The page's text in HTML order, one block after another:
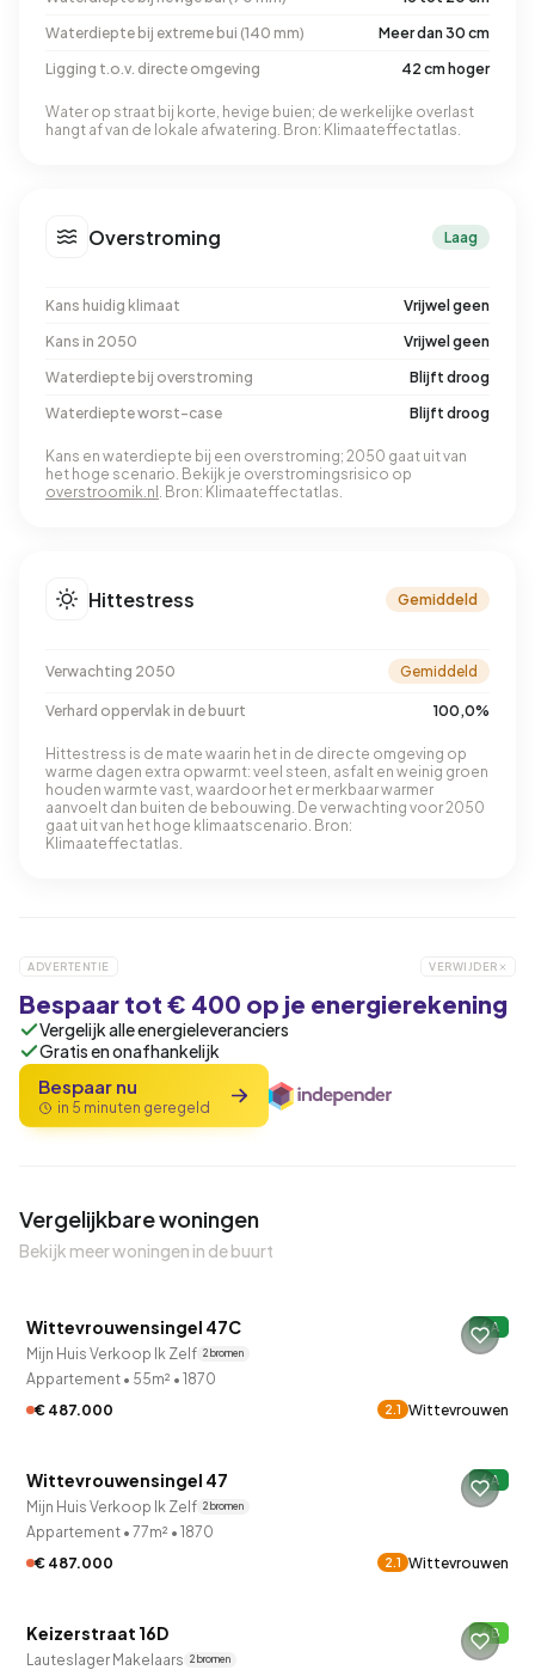
Waterdiepte bij extreme bui (140 mm)
Meer dan 30 cm
Ligging t.o.v. directe omgeving
42 cm hoger
Water op straat bij korte, hevige buien; de werkelijke overlast
hangt af van de lokale afwatering. Bron: Klimaateffectatlas.
Overstroming Laag
Kans huidig klimaat
Vrijwel geen
Kans in 2050
Vrijwel geen
Waterdiepte bij overstroming
Blijft droog
Waterdiepte worst-case
Blijft droog
Kans en waterdiepte bij een overstroming; 2050 gaat uit van
het hoge scenario. Bekijk je overstromingsrisico op
overstroomik.nl . Bron: Klimaateffectatlas.
Hittestress Gemiddeld
Verwachting 2050 Gemiddeld
Verhard oppervlak in de buurt 100,0%
Hittestress is de mate waarin het in de directe omgeving op
warme dagen extra opwarmt: veel steen, asfalt en weinig groen
houden warmte vast, waardoor het er merkbaar warmer
aanvoelt dan buiten de bebouwing. De verwachting voor 2050
gaat uit van het hoge klimaatscenario. Bron:
Klimaateffectatlas.
ADVERTENTIE VERWIJDER
Bespaar tot € 400 op je energierekening
Vergelijk alle energieleveranciers
Gratis en onafhankelijk
Bespaar nu
in 5 minuten geregeld
Vergelijkbare woningen
Bekijk meer woningen in de buurt
QUICKLANE™
Wittevrouwensingel 47C A
Mijn Huis Verkoop Ik Zelf 2 bronnen
Appartement • 55m² • 1870
€ 487.000
2.1 Wittevrouwen
QUICKLANE™
Wittevrouwensingel 47 A
Mijn Huis Verkoop Ik Zelf 2 bronnen
Appartement • 77m² • 1870
€ 487.000
2.1 Wittevrouwen
Verkocht onder voorbehoud
QUICKLANE™
Keizerstraat 16D B
Lauteslager Makelaars 2 bronnen